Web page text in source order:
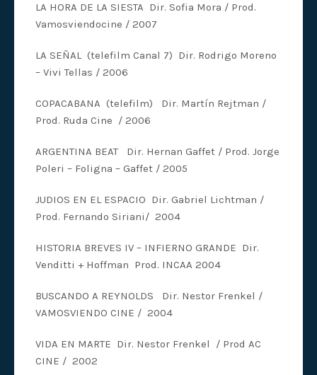
LA HORA DE LA SIESTA Dir. Sofia Mora / Prod.
Vamosviendocine / 2007
LA SEÑAL (telefilm Canal 7) Dir. Rodrigo Moreno
– Vivi Tellas / 2006
COPACABANA (telefilm) Dir. Martín Rejtman /
Prod. Ruda Cine / 2006
ARGENTINA BEAT Dir. Hernan Gaffet / Prod. Jorge
Poleri – Foligna – Gaffet / 2005
JUDIOS EN EL ESPACIO Dir. Gabriel Lichtman /
Prod. Fernando Siriani/ 2004
HISTORIA BREVES IV – INFIERNO GRANDE Dir.
Venditti + Hoffman Prod. INCAA 2004
BUSCANDO A REYNOLDS Dir. Nestor Frenkel /
VAMOSVIENDO CINE / 2004
VIDA EN MARTE Dir. Nestor Frenkel / Prod AC
CINE / 2002